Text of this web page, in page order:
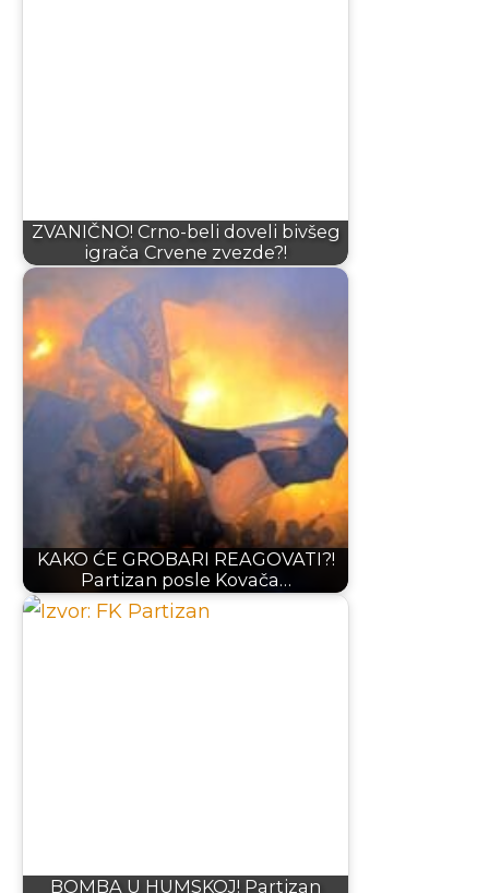
ZVANIČNO! Crno-beli doveli bivšeg
igrača Crvene zvezde?!
KAKO ĆE GROBARI REAGOVATI?!
Partizan posle Kovača…
BOMBA U HUMSKOJ! Partizan